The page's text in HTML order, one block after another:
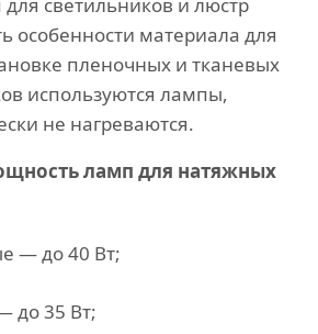
особенности материала для
пленочных и тканевых
используются лампы,
не нагреваются.
ламп для натяжных
— до 40 Вт;
до 35 Вт;